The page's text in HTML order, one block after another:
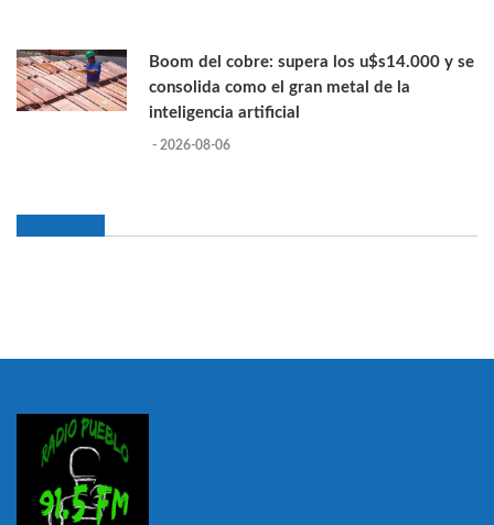
Boom del cobre: supera los u$s14.000 y se
consolida como el gran metal de la
inteligencia artificial
- 2026-08-06